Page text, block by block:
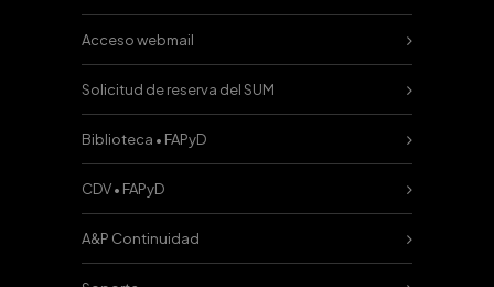
Acceso webmail
Solicitud de reserva del SUM
Biblioteca • FAPyD
CDV • FAPyD
A&P Continuidad